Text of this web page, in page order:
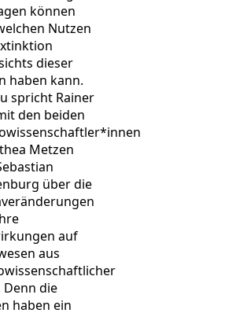
können
Nutzen
dieser
haben kann.
spricht Rainer
den beiden
Metzen
über die
auf
aus
Denn die
haben ein